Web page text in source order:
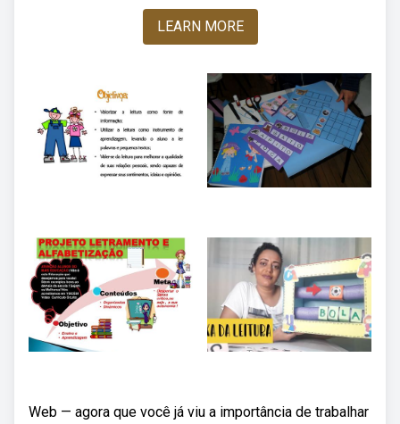
LEARN MORE
Web — agora que você já viu a importância de trabalhar